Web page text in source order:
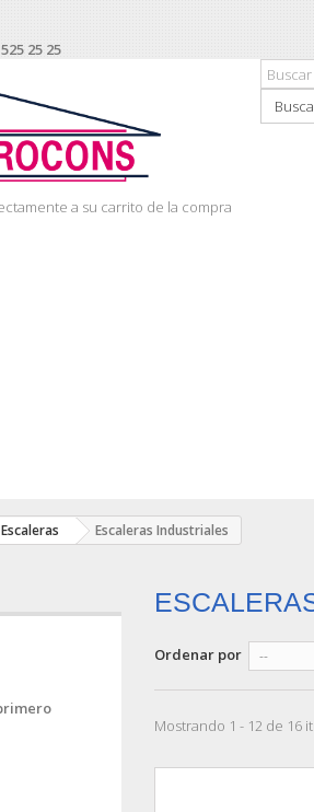
25 25
a su carrito de la compra
Escaleras Escaleras Industriales
Ordenar por --
Mostrando 1 - 12 de 16